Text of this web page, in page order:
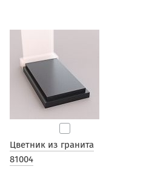
Цветник из гранита
81004